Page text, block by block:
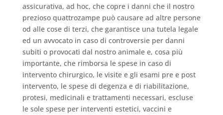
assicurativa, ad hoc, che copre i danni che il nostro
prezioso quattrozampe può causare ad altre persone
od alle cose di terzi, che garantisce una tutela legale
ed un avvocato in caso di controversie per danni
subiti o provocati dal nostro animale e, cosa più
importante, che rimborsa le spese in caso di
intervento chirurgico, le visite e gli esami pre e post
intervento, le spese di degenza e di riabilitazione,
protesi, medicinali e trattamenti necessari, escluse
le sole spese per interventi estetici, vaccini e